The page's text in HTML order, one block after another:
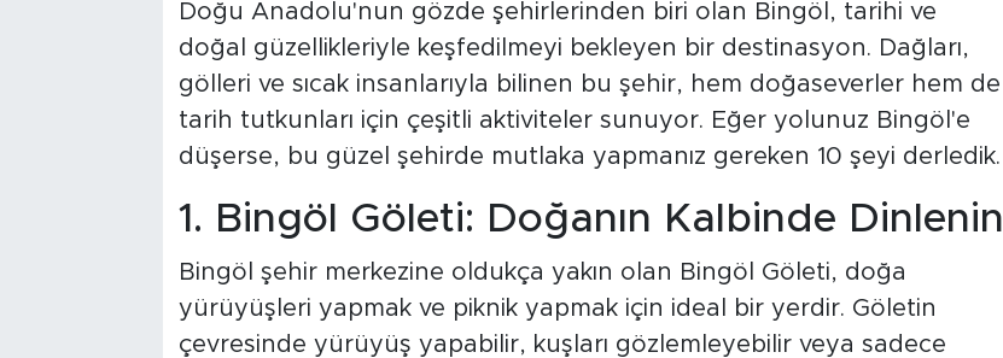
Doğu Anadolu'nun gözde şehirlerinden biri olan Bingöl, tarihi ve
doğal güzellikleriyle keşfedilmeyi bekleyen bir destinasyon. Dağları,
gölleri ve sıcak insanlarıyla bilinen bu şehir, hem doğaseverler hem de
tarih tutkunları için çeşitli aktiviteler sunuyor. Eğer yolunuz Bingöl'e
düşerse, bu güzel şehirde mutlaka yapmanız gereken 10 şeyi derledik.
1. Bingöl Göleti: Doğanın Kalbinde Dinlenin
Bingöl şehir merkezine oldukça yakın olan Bingöl Göleti, doğa
yürüyüşleri yapmak ve piknik yapmak için ideal bir yerdir. Göletin
çevresinde yürüyüş yapabilir, kuşları gözlemleyebilir veya sadece